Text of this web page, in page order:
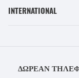
INTERNATIONAL
ΔΩΡΕΆΝ